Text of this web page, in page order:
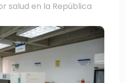
salud en la República